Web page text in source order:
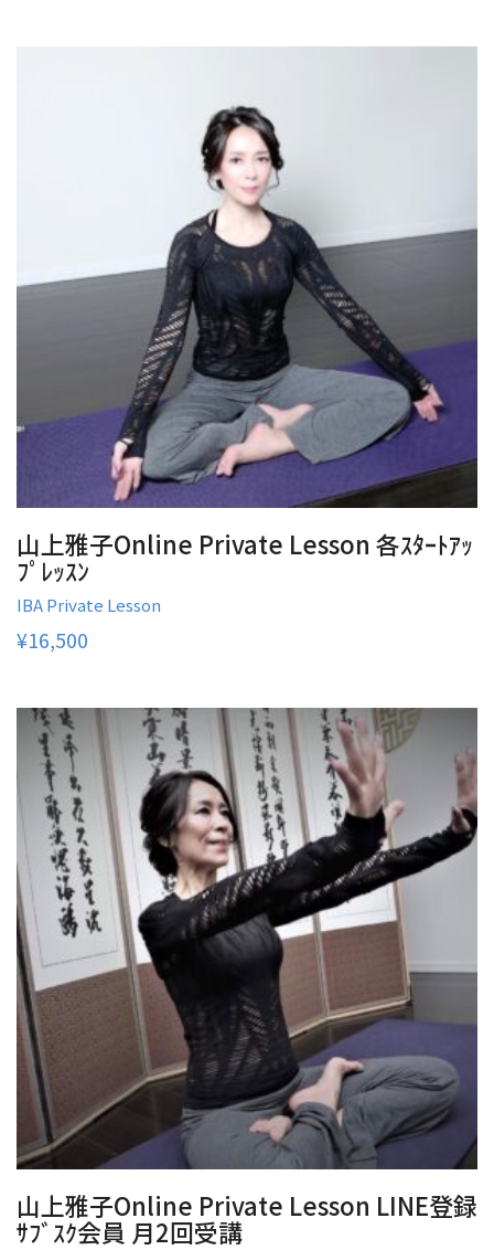
山上雅子Online Private Lesson 各ｽﾀｰﾄｱｯ
ﾌﾟﾚｯｽﾝ
IBA Private Lesson
¥16,500
山上雅子Online Private Lesson LINE登録
ｻﾌﾞｽｸ会員 月2回受講